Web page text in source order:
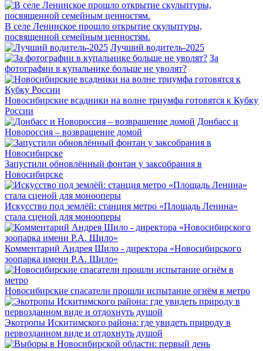
В селе Ленинское прошло открытие скульптуры,
посвященной семейным ценностям.
Лучший водитель-2025
За
фотографии в купальнике больше не уволят?
Новосибирские всадники на волне триумфа готовятся к Кубку
России
Донбасс и
Новороссия – возвращение домой
Запустили обновлённый фонтан у заксобрания в
Новосибирске
Искусство под землёй: станция метро «Площадь Ленина»
стала сценой для монооперы
Комментарий Андрея Шило - директора «Новосибирского
зоопарка имени Р.А. Шило»
Новосибирские спасатели прошли испытание огнём в метро
Экотропы Искитимского района: где увидеть природу в
первозданном виде и отдохнуть душой